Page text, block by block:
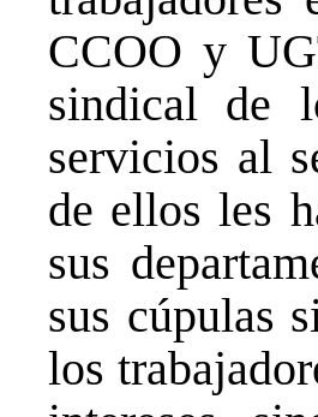
CCOO y
sindical de
servicios al
de ellos les
sus
sus cúpulas
los